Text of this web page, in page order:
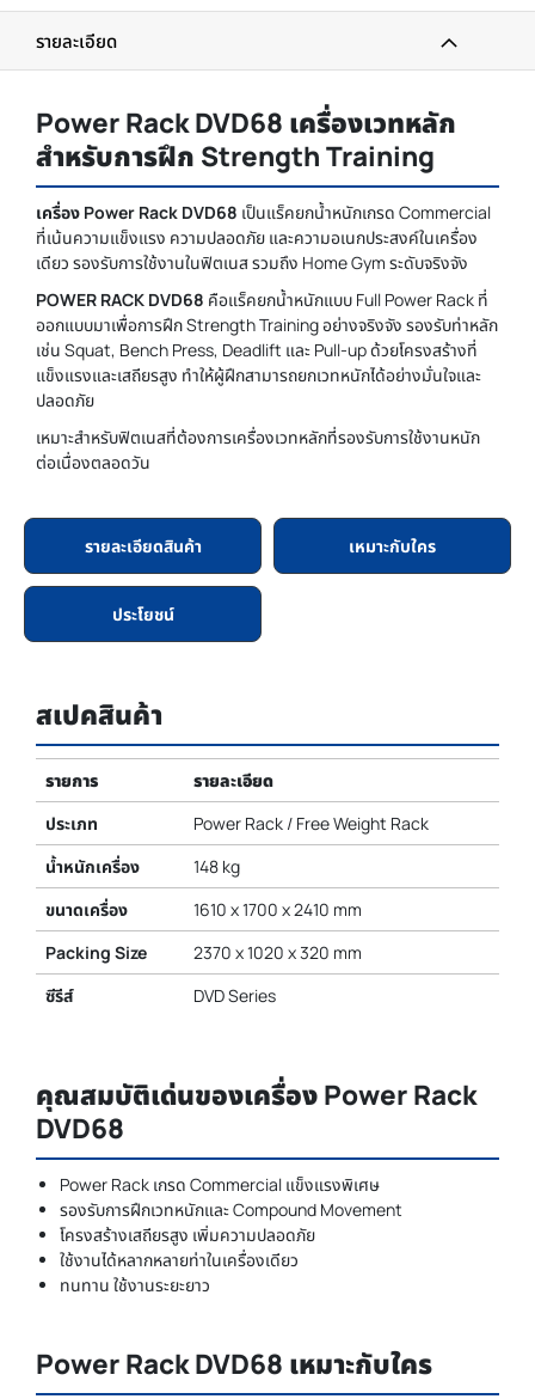
รายละเอียด
Power Rack DVD68 เครื่องเวทหลัก
สำหรับการฝึก Strength Training
เครื่อง Power Rack DVD68 เป็นแร็คยกน้ำหนักเกรด Commercial
ที่เน้นความแข็งแรง ความปลอดภัย และความอเนกประสงค์ในเครื่อง
เดียว รองรับการใช้งานในฟิตเนส รวมถึง Home Gym ระดับจริงจัง
POWER RACK DVD68 คือแร็คยกน้ำหนักแบบ Full Power Rack ที่
ออกแบบมาเพื่อการฝึก Strength Training อย่างจริงจัง รองรับท่าหลัก
เช่น Squat, Bench Press, Deadlift และ Pull-up ด้วยโครงสร้างที่
แข็งแรงและเสถียรสูง ทำให้ผู้ฝึกสามารถยกเวทหนักได้อย่างมั่นใจและ
ปลอดภัย
เหมาะสำหรับฟิตเนสที่ต้องการเครื่องเวทหลักที่รองรับการใช้งานหนัก
ต่อเนื่องตลอดวัน
รายละเอียดสินค้า เหมาะกับใคร
ประโยชน์
สเปคสินค้า
รายการ
รายละเอียด
ประเภท
Power Rack / Free Weight Rack
น้ำหนักเครื่อง
148 kg
ขนาดเครื่อง
1610 x 1700 x 2410 mm
Packing Size
2370 x 1020 x 320 mm
ซีรีส์
DVD Series
คุณสมบัติเด่นของเครื่อง Power Rack
DVD68
Power Rack เกรด Commercial แข็งแรงพิเศษ
รองรับการฝึกเวทหนักและ Compound Movement
โครงสร้างเสถียรสูง เพิ่มความปลอดภัย
ใช้งานได้หลากหลายท่าในเครื่องเดียว
ทนทาน ใช้งานระยะยาว
Power Rack DVD68 เหมาะกับใคร